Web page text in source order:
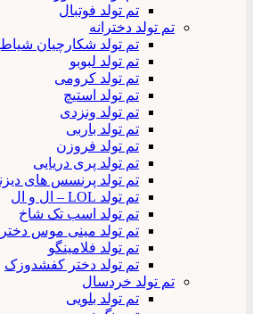
تم تولد فوتبال
تم تولد دخترانه
تم تولد شکارچیان
تم تولد لبوبو
تم تولد کرومی
تم تولد استیچ
تم تولد ونزدی
تم تولد باربی
تم تولد فروزن
تم تولد پری دریایی
تم تولد پرنسس های
تم تولد LOL – ال و ال
تم تولد اسب تک شاخ
تم تولد مینی موس
تم تولد فلامینگو
تم تولد دختر کفشدوزک
تم تولد خردسال
تم تولد بلویی